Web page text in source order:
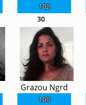
102
30
100
Grazou Ngrd